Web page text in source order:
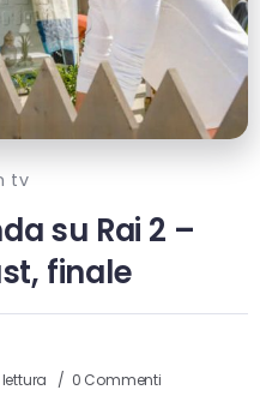
tv
su Rai 2 –
finale
0 Commenti